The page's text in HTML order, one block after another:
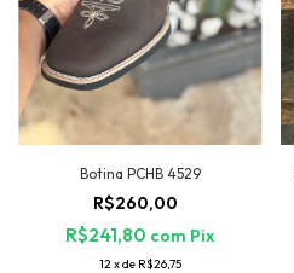
Botina PCHB 4529
R$260,00
R$241,80 com Pix
12xde R$26,75